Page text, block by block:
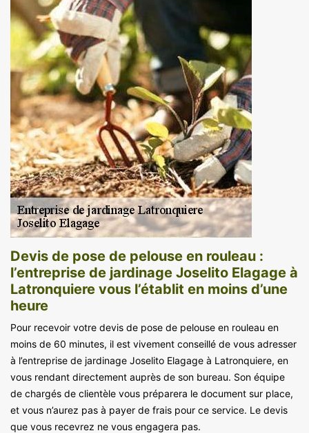
Devis de pose de pelouse en rouleau :
l’entreprise de jardinage Joselito Elagage à
Latronquiere vous l’établit en moins d’une
heure
Pour recevoir votre devis de pose de pelouse en rouleau en
moins de 60 minutes, il est vivement conseillé de vous adresser
à l’entreprise de jardinage Joselito Elagage à Latronquiere, en
vous rendant directement auprès de son bureau. Son équipe
de chargés de clientèle vous préparera le document sur place,
et vous n’aurez pas à payer de frais pour ce service. Le devis
que vous recevrez ne vous engagera pas.